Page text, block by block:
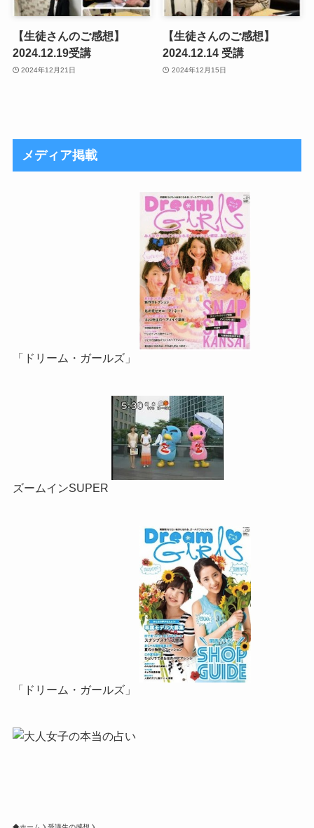
【生徒さんのご感想】
2024.12.19受講
2024年12月21日
【生徒さんのご感想】
2024.12.14 受講
2024年12月15日
メディア掲載
「ドリーム・ガールズ」
ズームインSUPER
「ドリーム・ガールズ」